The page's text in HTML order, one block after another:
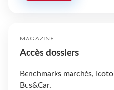
MAGAZINE
Accès dossiers
Benchmarks marchés,
Bus&Car.